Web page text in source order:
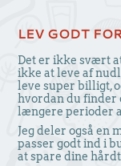
LEV GODT
Det er ikke svært
ikke at leve af
leve super billigt,
hvordan du finder
længere perioder
Jeg deler også en
passer godt ind i
at spare dine